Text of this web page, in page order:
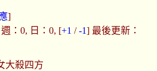
]
：0, 日：0, [+1 /-1] 最後更新：
大殺四方